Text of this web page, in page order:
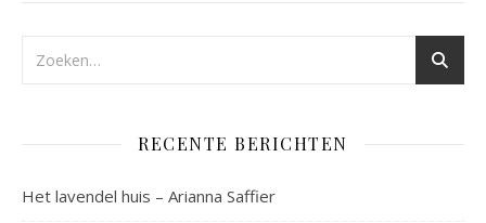
RECENTE BERICHTEN
Het lavendel huis – Arianna Saffier